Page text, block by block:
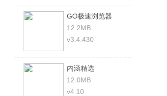
GO极速浏览器
12.2MB
v3.4.430
内涵精选
12.0MB
v4.10